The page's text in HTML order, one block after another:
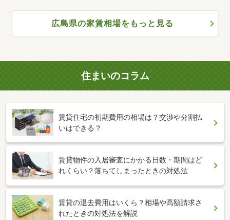
広島県の家賃相場をもっと見る
住まいのコラム
賃貸住宅の初期費用の相場は？交渉や分割払
いはできる？
賃貸物件の入居審査にかかる日数・期間はど
れくらい？落ちてしまったときの対処法
賃貸の退去費用はいくら？相場や高額請求さ
れたときの対処法を解説